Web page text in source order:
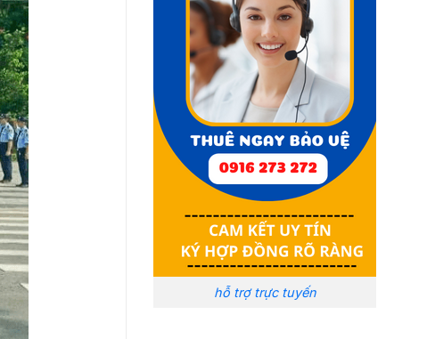
hỗ trợ trực tuyến